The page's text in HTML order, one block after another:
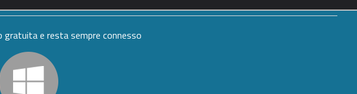
gratuita e resta sempre connesso